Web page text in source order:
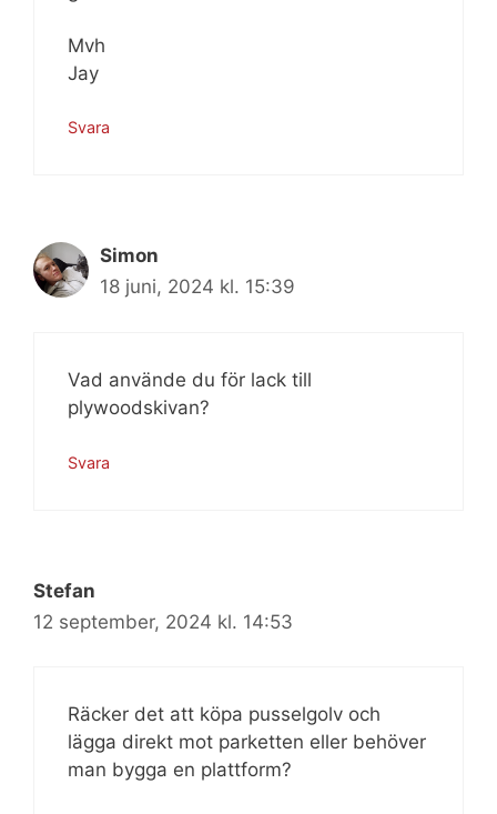
Mvh
Jay
Svara
Simon
18 juni, 2024 kl. 15:39
Vad använde du för lack till
plywoodskivan?
Svara
Stefan
12 september, 2024 kl. 14:53
Räcker det att köpa pusselgolv och
lägga direkt mot parketten eller behöver
man bygga en plattform?